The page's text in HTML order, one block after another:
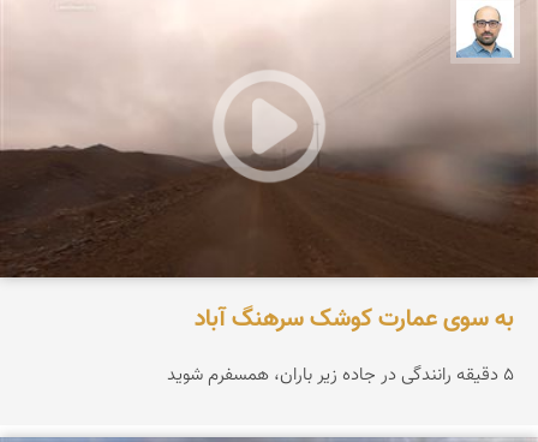
به سوی عمارت کوشک سرهنگ آباد
۵ دقیقه رانندگی در جاده زیر باران، همسفرم شوید